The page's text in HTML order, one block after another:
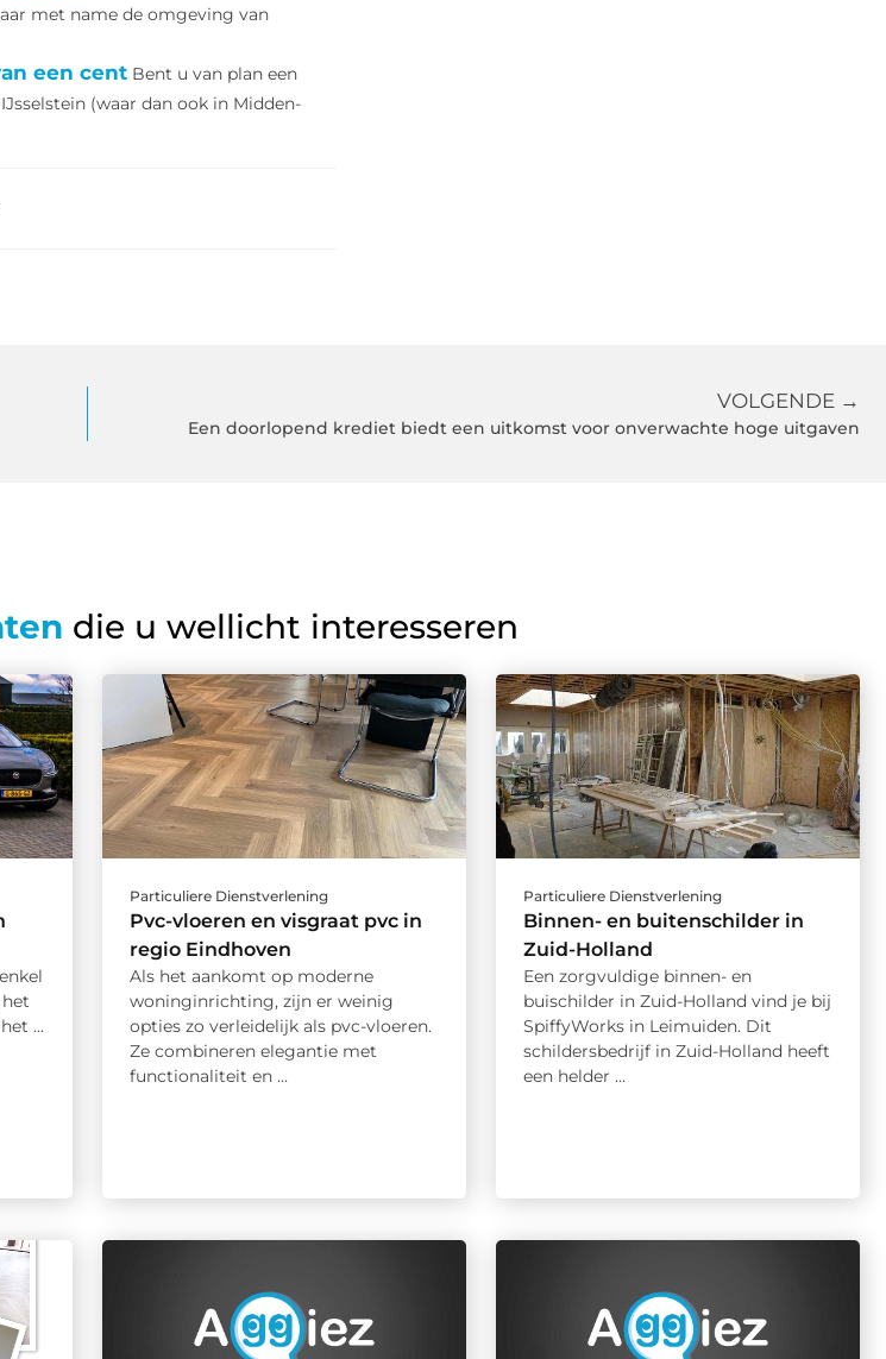
met name de omgeving van
een cent Bent u van plan een
(waar dan ook in Midden-
VOLGENDE →
Een doorlopend krediet biedt een uitkomst voor onverwachte hoge uitgaven
die u wellicht interesseren
...
Particuliere Dienstverlening
Pvc-vloeren en visgraat pvc in
regio Eindhoven
Als het aankomt op moderne
woninginrichting, zijn er weinig
opties zo verleidelijk als pvc-vloeren.
Ze combineren elegantie met
functionaliteit en ...
Particuliere Dienstverlening
Binnen- en buitenschilder in
Zuid-Holland
Een zorgvuldige binnen- en
buischilder in Zuid-Holland vind je bij
SpiffyWorks in Leimuiden. Dit
schildersbedrijf in Zuid-Holland heeft
een helder ...